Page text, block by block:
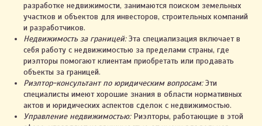
разработке недвижимости, занимаются поиском земельных
участков и объектов для инвесторов, строительных компаний
и разработчиков.
Недвижимость за границей:Эта специализация включает в
себя работу с недвижимостью за пределами страны, где
риэлторы помогают клиентам приобретать или продавать
объекты за границей.
Риэлтор-консультант по юридическим вопросам:Эти
специалисты имеют хорошие знания в области нормативных
актов и юридических аспектов сделок с недвижимостью.
Управление недвижимостью: Риэлторы, работающие в этой